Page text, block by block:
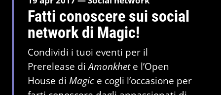
Fatti conoscere sui social
network di Magic!
Condividi i tuoi eventi per il
Prerelease diAmonkhete l’Open
House di Magic e cogli l’occasione per